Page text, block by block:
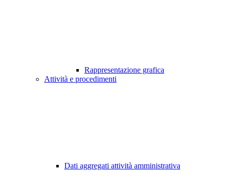
Rappresentazione grafica
Attività e procedimenti
Dati aggregati attività amministrativa